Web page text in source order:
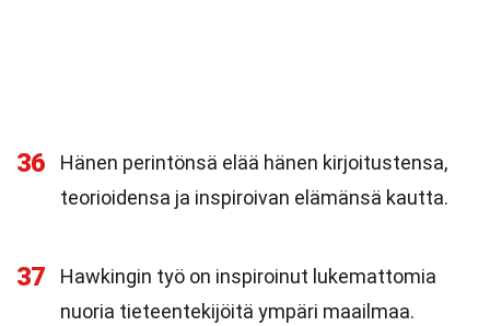
36
Hänen perintönsä elää hänen kirjoitustensa,
teorioidensa ja inspiroivan elämänsä kautta.
37
Hawkingin työ on inspiroinut lukemattomia
nuoria tieteentekijöitä ympäri maailmaa.